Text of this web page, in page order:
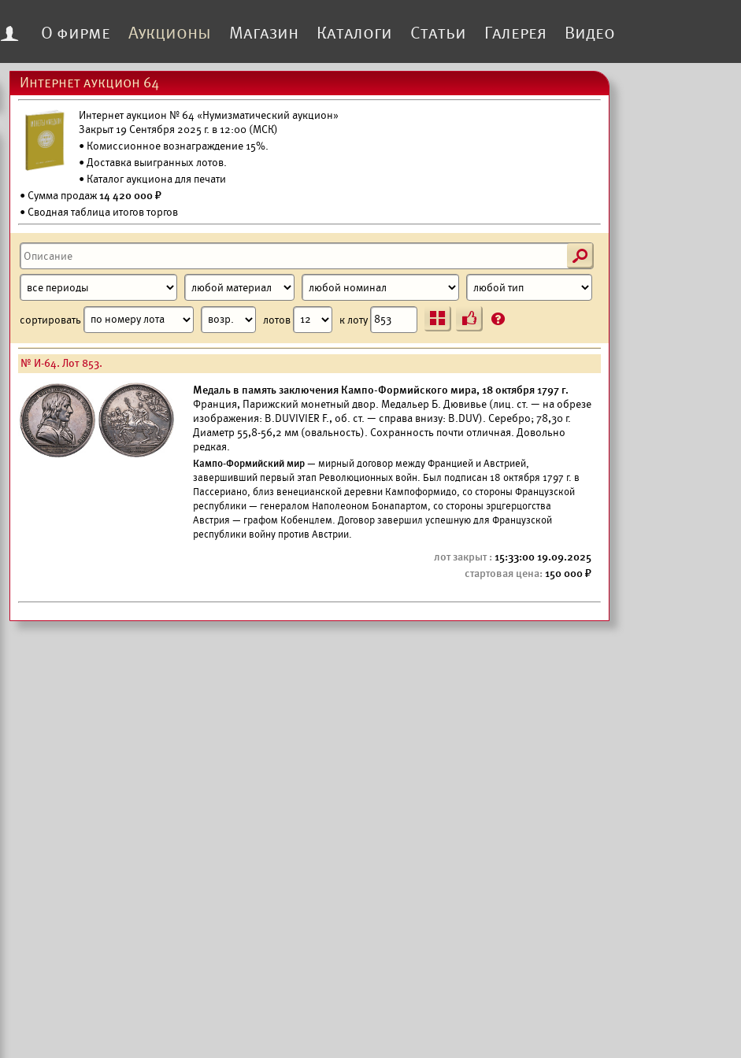
f О фирме Аукционы Магазин Каталоги Статьи Галерея Видео
Интернет аукцион 64
Интернет аукцион № 64 «Нумизматический аукцион»
Закрыт 19 Сентября 2025 г. в 12:00 (МСК)
• Комиссионное вознаграждение 15%.
•Доставка выигранных лотов.
• Каталог аукциона для печати
• Сумма продаж14 420 000 ₽
• Сводная таблица итогов торгов
s
сортировать лотов к лоту Ъ ?
№ И-64. Лот 853.
Медаль в память заключения Кампо-Формийского мира, 18 октября 1797 г.
Франция, Парижский монетный двор. Медальер Б. Дювивье (лиц. ст. — на обрезе
изображения: B.DUVIVIER F., об. ст. — справа внизу: B.DUV). Серебро; 78,30 г.
Диаметр 55,8-56,2 мм (овальность). Сохранность почти отличная. Довольно
редкая.
Кампо-Формийский мир— мирный договор между Францией и Австрией,
завершивший первый этап Революционных войн. Был подписан 18 октября 1797 г. в
Пассериано, близ венецианской деревни Кампоформидо, со стороны Французской
республики — генералом Наполеоном Бонапартом, со стороны эрцгерцогства
Австрия — графом Кобенцлем. Договор завершил успешную для Французской
республики войну против Австрии.
15:33:00 19.09.2025
150 000